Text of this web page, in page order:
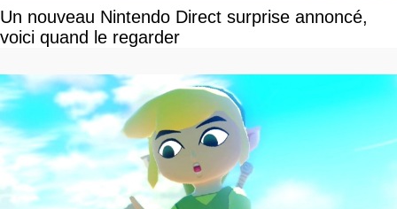
Un nouveau Nintendo Direct surprise annoncé,
voici quand le regarder